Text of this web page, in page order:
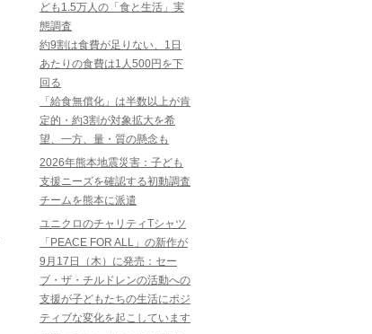
ども1.5万人の「食と生活」実
態調査
約9割は食費が足りない、1日
あたりの食費は1人500円を下
回る
「給食無償化」は半数以上が肯
定的・約3割が対象拡大を希
望、一方、量・質の懸念も
2026年熊本地震災害：子ども
支援ニーズを確認する初動調査
チームを熊本に派遣
ユニクロのチャリティTシャツ
「PEACE FOR ALL」の新作が
9月17日（木）に発売：セー
ブ・ザ・チルドレンの活動への
支援が子どもたちの生活にポジ
ティブな変化を起こしています